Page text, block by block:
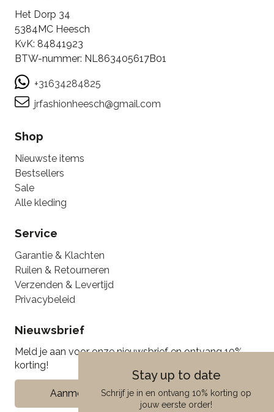
Stay up to date
Schrijf je in en ontvang 10% korting op
jouw eerste order!
Het Dorp 34
5384MC Heesch
KvK: 84841923
BTW-nummer: NL863405617B01
+31634284825
jrfashionheesch@gmail.com
Shop
Nieuwste items
Bestsellers
Sale
Alle kleding
Service
Garantie & Klachten
Ruilen & Retourneren
Verzenden & Levertijd
Privacybeleid
Nieuwsbrief
Meld je aan voor onze nieuwsbrief en ontvang 10%
korting!
Aanmelden